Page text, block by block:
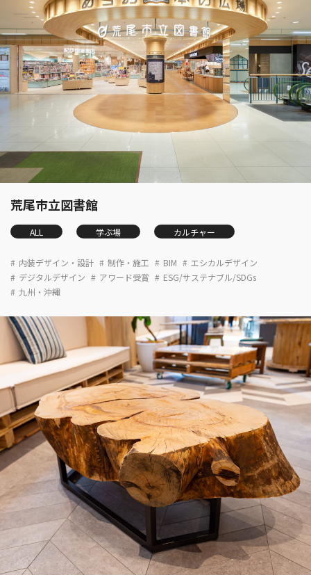
荒尾市立図書館
ALL 学ぶ場 カルチャー
内装デザイン・設計 制作・施工 BIM
エシカルデザイン
デジタルデザイン
アワード受賞
ESG/サステナブル/SDGs
九州・沖縄